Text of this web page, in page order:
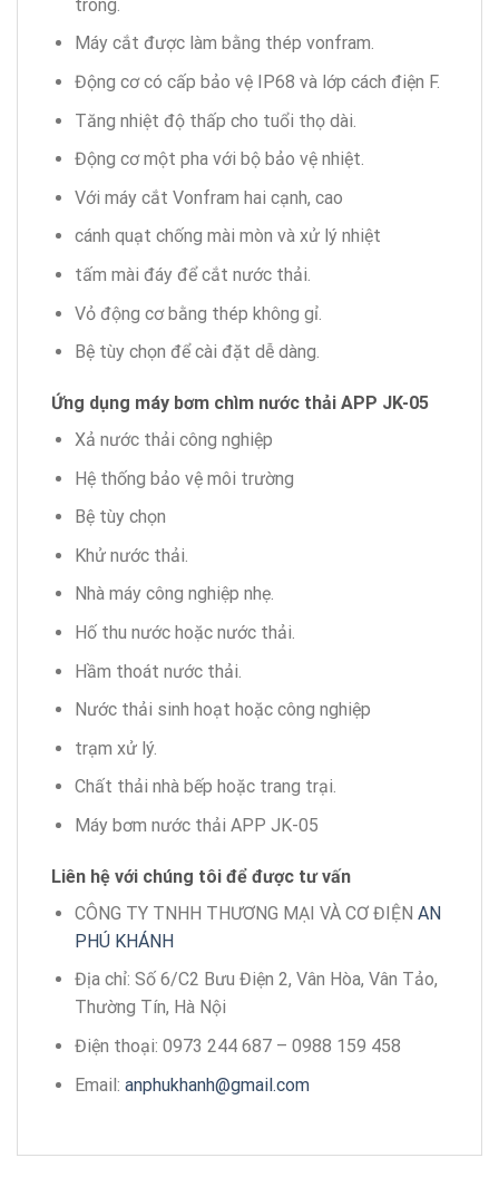
trong.
Máy cắt được làm bằng thép vonfram.
Động cơ có cấp bảo vệ IP68 và lớp cách điện F.
Tăng nhiệt độ thấp cho tuổi thọ dài.
Động cơ một pha với bộ bảo vệ nhiệt.
Với máy cắt Vonfram hai cạnh, cao
cánh quạt chống mài mòn và xử lý nhiệt
tấm mài đáy để cắt nước thải.
Vỏ động cơ bằng thép không gỉ.
Bệ tùy chọn để cài đặt dễ dàng.
Ứng dụng máy bơm chìm nước thải APP JK-05
Xả nước thải công nghiệp
Hệ thống bảo vệ môi trường
Bệ tùy chọn
Khử nước thải.
Nhà máy công nghiệp nhẹ.
Hố thu nước hoặc nước thải.
Hầm thoát nước thải.
Nước thải sinh hoạt hoặc công nghiệp
trạm xử lý.
Chất thải nhà bếp hoặc trang trại.
Máy bơm nước thải APP JK-05
Liên hệ với chúng tôi để được tư vấn
CÔNG TY TNHH THƯƠNG MẠI VÀ CƠ ĐIỆN AN
PHÚ KHÁNH
Địa chỉ: Số 6/C2 Bưu Điện 2, Vân Hòa, Vân Tảo,
Thường Tín, Hà Nội
Điện thoại: 0973 244 687 – 0988 159 458
Email: anphukhanh@gmail.com